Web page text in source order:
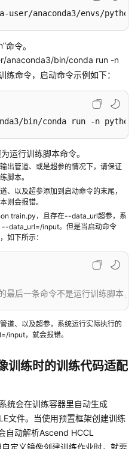
user/anaconda3/envs/
命令。
anaconda3/bin/conda run -n
练命令，启动命令示例如下：
bin/conda run -n
运行训练脚本命令。
出管道、或是超参的情况下，请保证
脚本。
、以及超参添加到启动命令的末尾，
则会报错。
train.py，且存在--data_url超参，系
data_url=/input。但是当启动命令
如下所示：
最后一条命令不是运行训练脚本，
道、以及超参，系统运行实际执行的
input，就会报错。
训练时的训练代码适配
统会在训练容器里自动生成
文件。当使用预置框架创建训练
自动解析Ascend HCCL